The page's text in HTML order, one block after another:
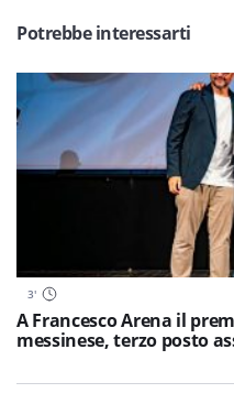
Potrebbe interessarti
3'
A Francesco Arena il
messinese, terzo posto